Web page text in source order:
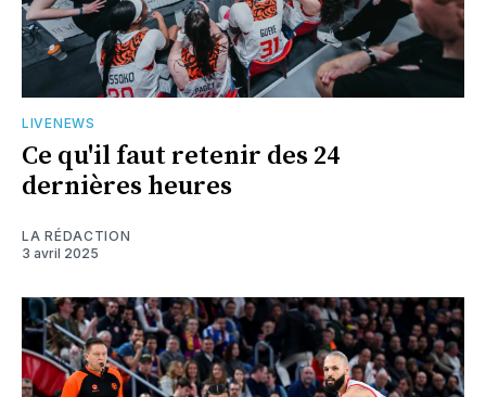
LIVENEWS
Ce qu'il faut retenir des 24
dernières heures
LA RÉDACTION
3 avril 2025